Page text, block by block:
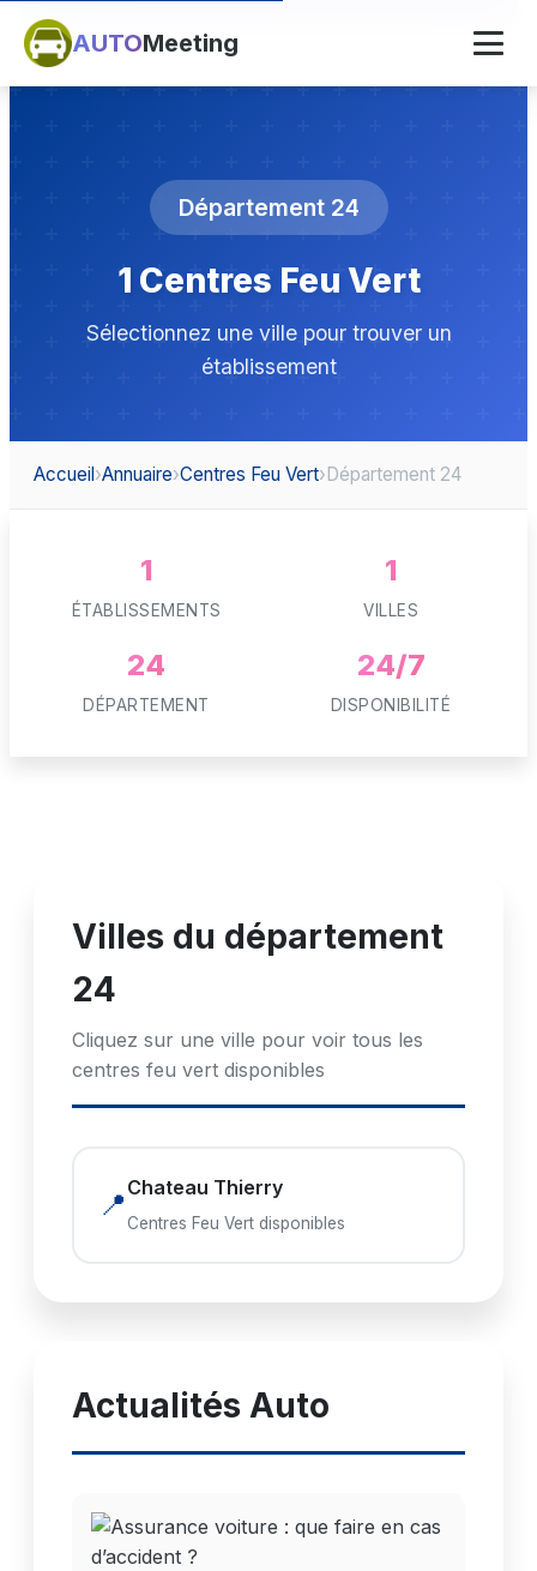
AUTOMeeting
Département 24
1 Centres Feu Vert
Sélectionnez une ville pour trouver un
établissement
Accueil›Annuaire›Centres Feu Vert›Département 24
1
ÉTABLISSEMENTS
1
VILLES
24
DÉPARTEMENT
24/7
DISPONIBILITÉ
Villes du département
24
Cliquez sur une ville pour voir tous les
centres feu vert disponibles
📍 Chateau Thierry
Centres Feu Vert disponibles
Actualités Auto